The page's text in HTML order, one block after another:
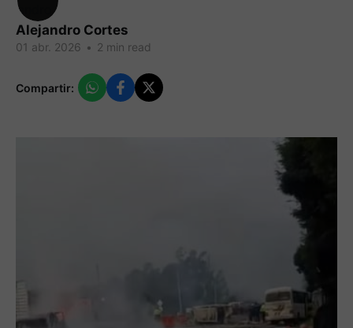
Alejandro Cortes
01 abr. 2026 • 2 min read
Compartir: